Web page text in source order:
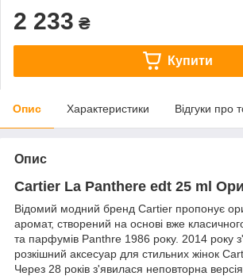
2 233 ₴
Купити
Опис Характеристики Відгуки про
Опис
Cartier La Panthere edt 25 ml
Відомий модний бренд Cartier пропонує
аромат, створений на основі вже
та парфумів Panthre 1986 року. 2014 року
розкішний аксесуар для стильних жінок
Через 28 років з'явилася неповторна версія